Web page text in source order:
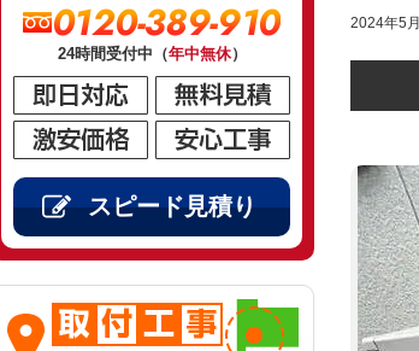
2024年5
0120-389-910
24時間受付中（年中無休）
スピード見積り